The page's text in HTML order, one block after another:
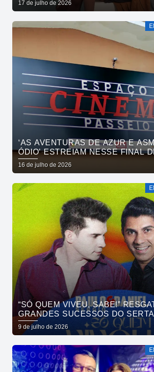
17 de julho de 2026
‘AS AVENTURAS DE AZUR E
ÓDIO’ ESTREIAM NESSE FINAL
NO CINEMA PASSEIO
16 de julho de 2026
“SÓ QUEM VIVEU, SABE!”
GRANDES SUCESSOS DO
UNIVERSITÁRIO EM NOITE DE
BEIRA-MAR COM PAULO SÉRGIO
9 de julho de 2026